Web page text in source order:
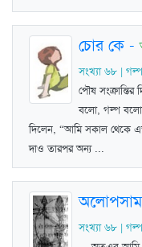
চোর কে -
সংখ্যা ৬৮ |
পৌষ
বলো, গল্প
দিলেন, “আমি সকাল থেকে
দাও তারপর অন্য ...
সংখ্যা ৬৮ |